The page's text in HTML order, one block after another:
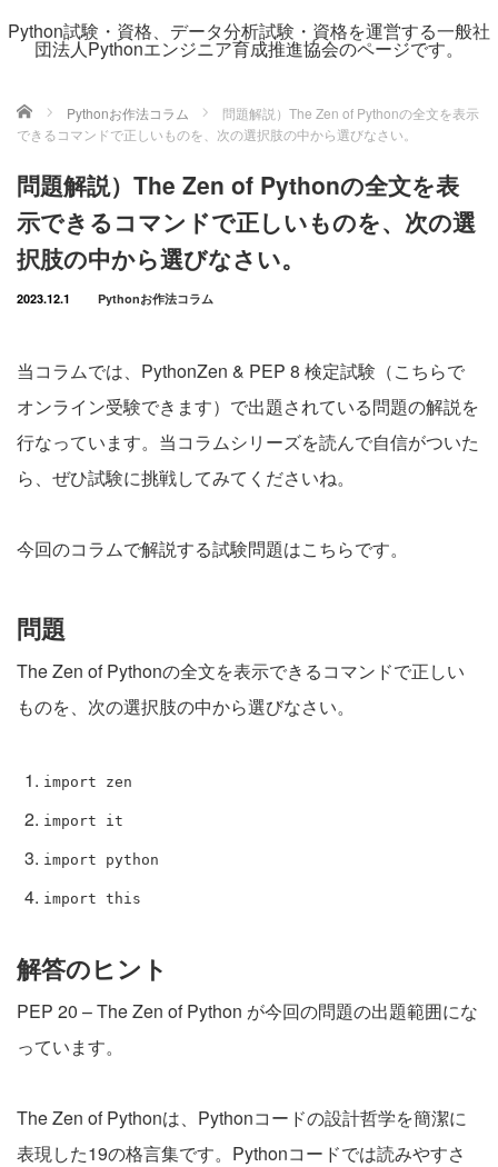
Python試験・資格、データ分析試験・資格を運営する一般社
団法人Pythonエンジニア育成推進協会のページです。
ホーム Pythonお作法コラム
問題解説）The Zen of Pythonの全文を表示
できるコマンドで正しいものを、次の選択肢の中から選びなさい。
問題解説）The Zen of Pythonの全文を表
示できるコマンドで正しいものを、次の選
択肢の中から選びなさい。
2023.12.1 Pythonお作法コラム
当コラムでは、PythonZen & PEP 8 検定試験（こちらで
オンライン受験できます）で出題されている問題の解説を
行なっています。当コラムシリーズを読んで自信がついた
ら、ぜひ試験に挑戦してみてくださいね。
今回のコラムで解説する試験問題はこちらです。
問題
The Zen of Pythonの全文を表示できるコマンドで正しい
ものを、次の選択肢の中から選びなさい。
import zen
import it
import python
import this
解答のヒント
PEP 20 – The Zen of Python が今回の問題の出題範囲にな
っています。
The Zen of Pythonは、Pythonコードの設計哲学を簡潔に
表現した19の格言集です。Pythonコードでは読みやすさ